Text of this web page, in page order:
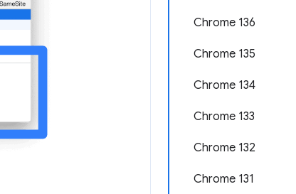
Chrome 136
Chrome 135
Chrome 134
Chrome 133
Chrome 132
Chrome 131